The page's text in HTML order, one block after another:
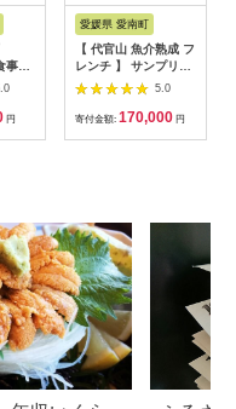
券
チ
寿司
円
愛媛県 愛南町
【 代官山 魚介熟成 フ
レンチ 】 サンプリシ
テ 「 愛南町 ディナー
コース 」 食事券 2名
様分
5.0
寄付金額: 170,000 円